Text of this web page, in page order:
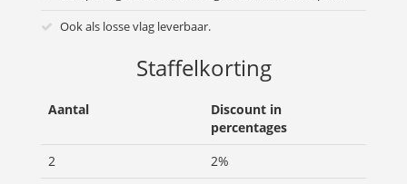
Ook als losse vlag leverbaar.
Staffelkorting
Aantal
Discount in
percentages
2
2%